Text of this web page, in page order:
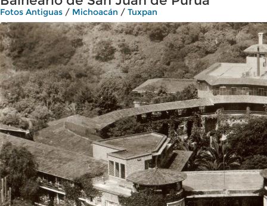
Fotos Antiguas / Michoacán / Tuxpan